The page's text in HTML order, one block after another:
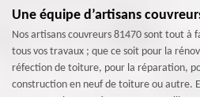
Une équipe d’artisans
Nos artisans couvreurs 81470 sont tout à
tous vos travaux ; que ce soit pour la
réfection de toiture, pour la réparation,
construction en neuf de toiture ou autre.